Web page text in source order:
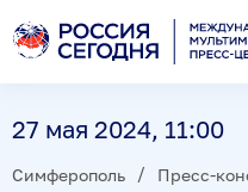
27 мая 2024, 11:00
Симферополь Пресс-